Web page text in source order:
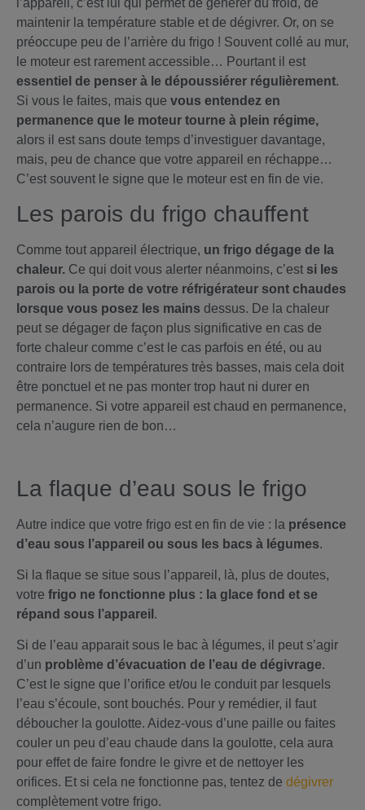
maintenir la température stable et de dégivrer. Or, on se
préoccupe peu de l’arrière du frigo ! Souvent collé au mur,
le moteur est rarement accessible… Pourtant il est
essentiel de penser à le dépoussiérer régulièrement.
Si vous le faites, mais que vous entendez en
permanence que le moteur tourne à plein régime,
alors il est sans doute temps d’investiguer davantage,
mais, peu de chance que votre appareil en réchappe…
C’est souvent le signe que le moteur est en fin de vie.
Les parois du frigo chauffent
Comme tout appareil électrique, un frigo dégage de la
chaleur. Ce qui doit vous alerter néanmoins, c’est si les
parois ou la porte de votre réfrigérateur sont chaudes
lorsque vous posez les mains dessus. De la chaleur
peut se dégager de façon plus significative en cas de
forte chaleur comme c’est le cas parfois en été, ou au
contraire lors de températures très basses, mais cela doit
être ponctuel et ne pas monter trop haut ni durer en
permanence. Si votre appareil est chaud en permanence,
cela n’augure rien de bon…
La flaque d’eau sous le frigo
Autre indice que votre frigo est en fin de vie : la présence
d’eau sous l’appareil ou sous les bacs à légumes.
Si la flaque se situe sous l’appareil, là, plus de doutes,
votre frigo ne fonctionne plus : la glace fond et se
répand sous l’appareil .
Si de l’eau apparait sous le bac à légumes, il peut s’agir
d’un problème d’évacuation de l’eau de dégivrage.
C’est le signe que l’orifice et/ou le conduit par lesquels
l’eau s’écoule, sont bouchés. Pour y remédier, il faut
déboucher la goulotte. Aidez-vous d’une paille ou faites
couler un peu d’eau chaude dans la goulotte, cela aura
pour effet de faire fondre le givre et de nettoyer les
orifices. Et si cela ne fonctionne pas, tentez de dégivrer
complètement votre frigo.